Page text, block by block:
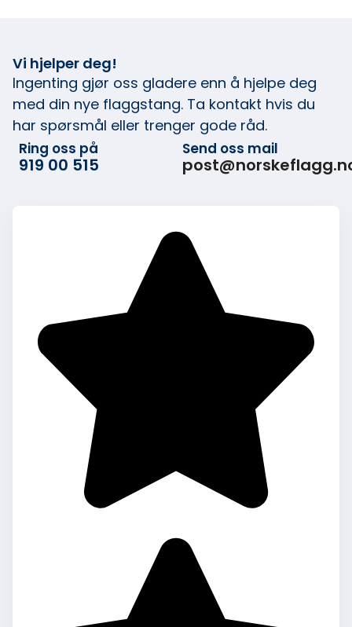
Vi hjelper deg!
Ingenting gjør oss gladere enn å hjelpe deg
med din nye flaggstang. Ta kontakt hvis du
har spørsmål eller trenger gode råd.
Ring oss på
919 00 515
Send oss mail